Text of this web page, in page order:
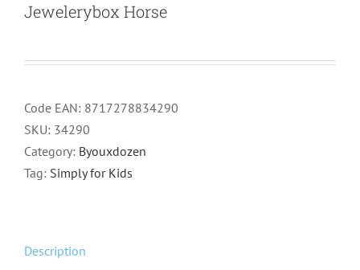
Jewelerybox Horse
Code EAN: 8717278834290
SKU: 34290
Category: Byouxdozen
Tag: Simply for Kids
Description